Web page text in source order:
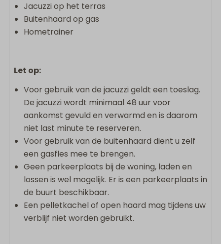
Jacuzzi op het terras
Buitenhaard op gas
Hometrainer
Let op:
Voor gebruik van de jacuzzi geldt een toeslag.
De jacuzzi wordt minimaal 48 uur voor
aankomst gevuld en verwarmd en is daarom
niet last minute te reserveren.
Voor gebruik van de buitenhaard dient u zelf
een gasfles mee te brengen.
Geen parkeerplaats bij de woning, laden en
lossen is wel mogelijk. Er is een parkeerplaats in
de buurt beschikbaar.
Een pelletkachel of open haard mag tijdens uw
verblijf niet worden gebruikt.